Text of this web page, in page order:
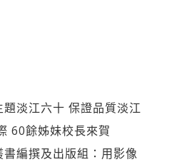
淡江六十 保證品質淡江
60餘姊妹校長來賀
編撰及出版組：用影像